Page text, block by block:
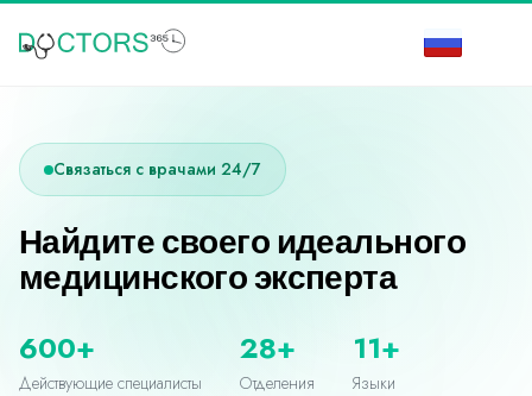
Связаться с врачами 24/7
Найдите своего идеального
медицинского эксперта
600+
Действующие специалисты
28+
Отделения
11+
Языки